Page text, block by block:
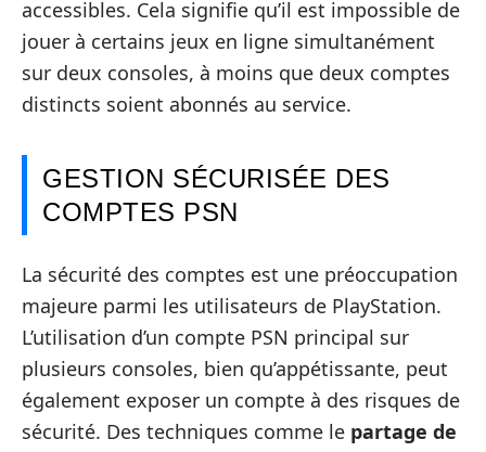
accessibles. Cela signifie qu’il est impossible de
jouer à certains jeux en ligne simultanément
sur deux consoles, à moins que deux comptes
distincts soient abonnés au service.
GESTION SÉCURISÉE DES
COMPTES PSN
La sécurité des comptes est une préoccupation
majeure parmi les utilisateurs de PlayStation.
L’utilisation d’un compte PSN principal sur
plusieurs consoles, bien qu’appétissante, peut
également exposer un compte à des risques de
sécurité. Des techniques comme le partage de